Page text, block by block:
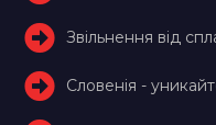
Звільнення від
Словенія -